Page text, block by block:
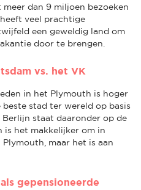
dan 9 miljoen bezoeken
veel prachtige
een geweldig land om
door te brengen.
vs. het VK
in het Plymouth is hoger
stad ter wereld op basis
staat daaronder op de
is het makkelijker om in
maar het is aan
gepensioneerde